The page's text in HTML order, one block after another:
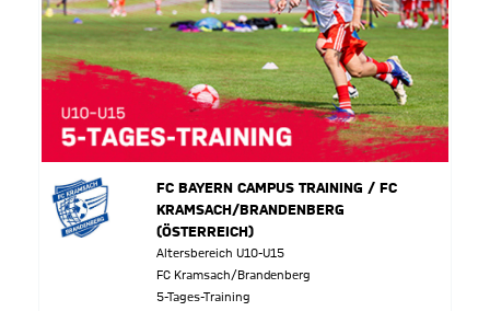
FC BAYERN CAMPUS TRAINING / FC
KRAMSACH/BRANDENBERG
(ÖSTERREICH)
Altersbereich U10-U15
FC Kramsach/Brandenberg
5-Tages-Training